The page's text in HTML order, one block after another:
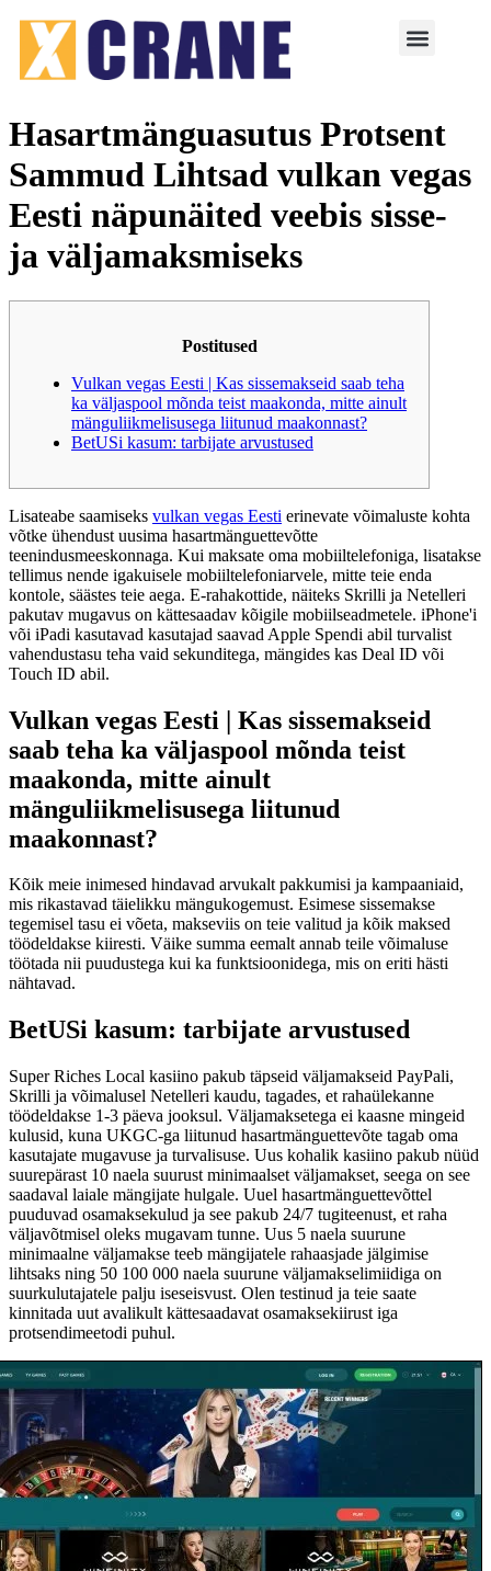
Hasartmänguasutus Protsent
Sammud Lihtsad vulkan vegas
Eesti näpunäited veebis sisse-
ja väljamaksmiseks
Postitused
Vulkan vegas Eesti | Kas sissemakseid saab teha
ka väljaspool mõnda teist maakonda, mitte ainult
mänguliikmelisusega liitunud maakonnast?
BetUSi kasum: tarbijate arvustused
Lisateabe saamiseks vulkan vegas Eesti erinevate võimaluste kohta
võtke ühendust uusima hasartmänguettevõtte
teenindusmeeskonnaga. Kui maksate oma mobiiltelefoniga, lisatakse
tellimus nende igakuisele mobiiltelefoniarvele, mitte teie enda
kontole, säästes teie aega. E-rahakottide, näiteks Skrilli ja Netelleri
pakutav mugavus on kättesaadav kõigile mobiilseadmetele. iPhone'i
või iPadi kasutavad kasutajad saavad Apple Spendi abil turvalist
vahendustasu teha vaid sekunditega, mängides kas Deal ID või
Touch ID abil.
Vulkan vegas Eesti | Kas sissemakseid
saab teha ka väljaspool mõnda teist
maakonda, mitte ainult
mänguliikmelisusega liitunud
maakonnast?
Kõik meie inimesed hindavad arvukalt pakkumisi ja kampaaniaid,
mis rikastavad täielikku mängukogemust. Esimese sissemakse
tegemisel tasu ei võeta, makseviis on teie valitud ja kõik maksed
töödeldakse kiiresti. Väike summa eemalt annab teile võimaluse
töötada nii puudustega kui ka funktsioonidega, mis on eriti hästi
nähtavad.
BetUSi kasum: tarbijate arvustused
Super Riches Local kasiino pakub täpseid väljamakseid PayPali,
Skrilli ja võimalusel Netelleri kaudu, tagades, et rahaülekanne
töödeldakse 1-3 päeva jooksul. Väljamaksetega ei kaasne mingeid
kulusid, kuna UKGC-ga liitunud hasartmänguettevõte tagab oma
kasutajate mugavuse ja turvalisuse. Uus kohalik kasiino pakub nüüd
suurepärast 10 naela suurust minimaalset väljamakset, seega on see
saadaval laiale mängijate hulgale. Uuel hasartmänguettevõttel
puuduvad osamaksekulud ja see pakub 24/7 tugiteenust, et raha
väljavõtmisel oleks mugavam tunne. Uus 5 naela suurune
minimaalne väljamakse teeb mängijatele rahaasjade jälgimise
lihtsaks ning 50 100 000 naela suurune väljamakselimiidiga on
suurkulutajatele palju iseseisvust. Olen testinud ja teie saate
kinnitada uut avalikult kättesaadavat osamaksekiirust iga
protsendimeetodi puhul.